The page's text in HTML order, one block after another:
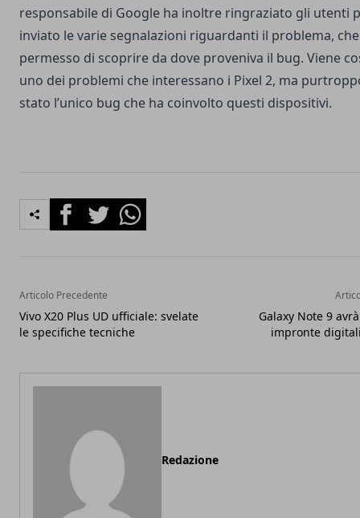
responsabile di Google ha inoltre ringraziato gli utenti
inviato le varie segnalazioni riguardanti il problema,
permesso di scoprire da dove proveniva il bug. Viene
uno dei problemi che interessano i Pixel 2, ma
stato l’unico bug che ha coinvolto questi dispositivi.
FacebookTwitterWhatsapp
Articolo Precedente
Vivo X20 Plus UD ufficiale: svelate
le specifiche tecniche
Galaxy Note 9
impronte
Redazione